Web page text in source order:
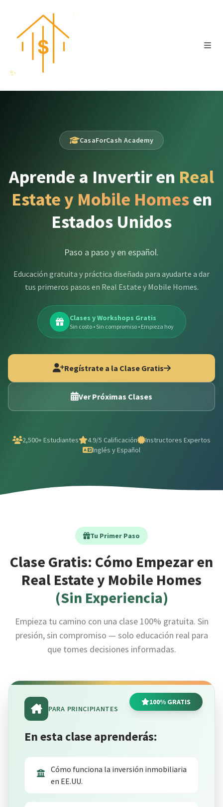
✨
✨
CasaForCash Academy
Aprende a Invertir en Real
Estate y Mobile Homesen
Estados Unidos
Paso a paso y en español.
Educación gratuita y práctica diseñada para ayudarte a dar
tus primeros pasos en Real Estate y Mobile Homes.
Clases y Workshops Gratis
Sin costo • Sin compromiso • Empieza hoy
Regístrate a la Clase Gratis
Ver Próximas Clases
2,500+ Estudiantes 4.9/5 Calificación
Instructores Expertos
Inglés y Español
Tu Primer Paso
Clase Gratis: Cómo Empezar en
Real Estate y Mobile Homes
(Sin Experiencia)
Empieza tu camino con una clase 100% gratuita. Sin
presión, sin compromiso — solo educación real para
que tomes decisiones informadas.
100% GRATIS
PARA PRINCIPIANTES
En esta clase aprenderás:
Cómo funciona la inversión inmobiliaria
en EE.UU.